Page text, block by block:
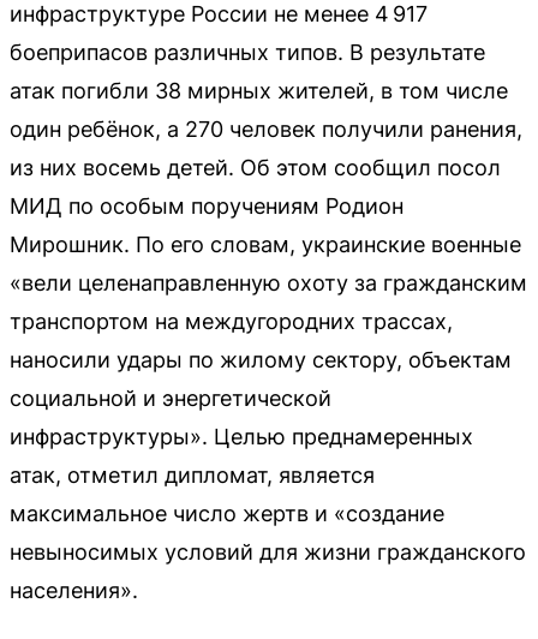
инфраструктуре России не менее 4 917
боеприпасов различных типов. В результате
атак погибли 38 мирных жителей, в том числе
один ребёнок, а 270 человек получили ранения,
из них восемь детей. Об этом сообщил посол
МИД по особым поручениям Родион
Мирошник. По его словам, украинские военные
«вели целенаправленную охоту за гражданским
транспортом на междугородних трассах,
наносили удары по жилому сектору, объектам
социальной и энергетической
инфраструктуры». Целью преднамеренных
атак, отметил дипломат, является
максимальное число жертв и «создание
невыносимых условий для жизни гражданского
населения».